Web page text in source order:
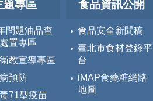
題專區
問題油品查
置專區
教宣導專區
預防
71型疫苗
食品資訊公開
食品安全新聞稿
臺北市食材登錄平
台
iMAP食藥粧網路
地圖